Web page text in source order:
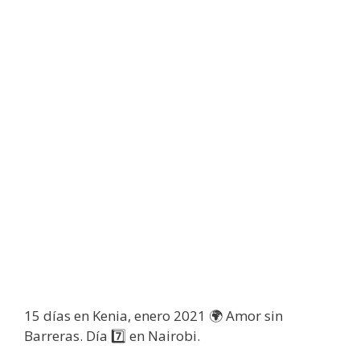
15 días en Kenia, enero 2021 🌍 Amor sin
Barreras. Día 7️⃣ en Nairobi.